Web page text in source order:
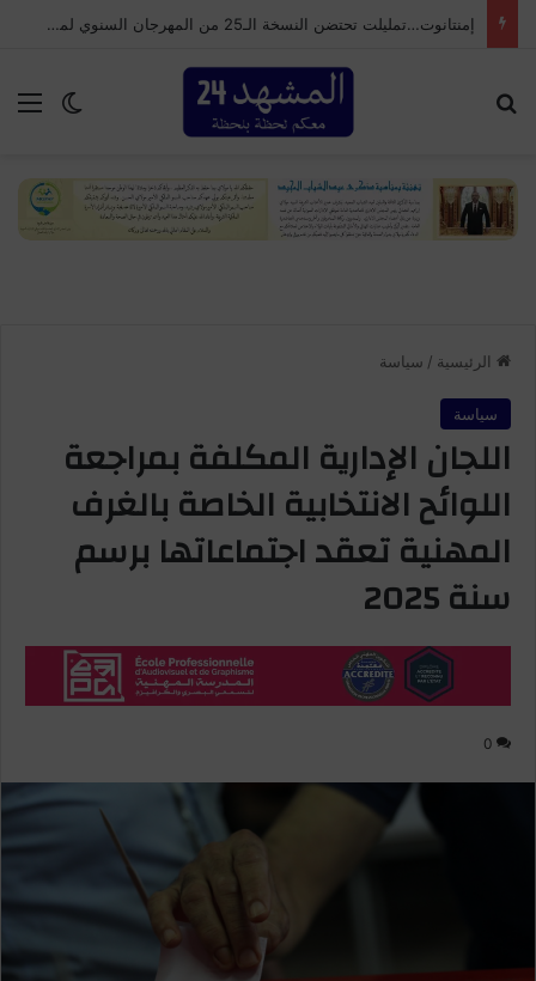
إمنتانوت…تمليلت تحتضن النسخة الـ25 من المهرجان السنوي لموظفي الجماعة
الوضع
الرئيسية / سياسة
سياسة
اللجان الإدارية المكلفة بمراجعة
اللوائح الانتخابية الخاصة بالغرف
المهنية تعقد اجتماعاتها برسم
سنة 2025
0